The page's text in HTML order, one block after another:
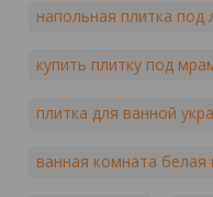
напольная плитка под
купить плитку под
плитка для ванной
ванная комната белая